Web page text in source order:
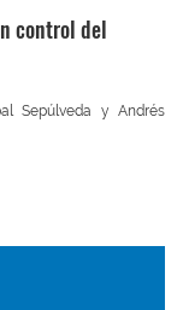
control del
Sepúlveda y Andrés